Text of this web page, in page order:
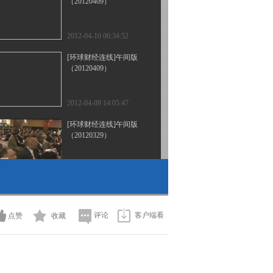
2012-04-10 00:34:52
[环球财经连线]午间版
（20120409）
2012-04-09 14:05:47
[环球财经连线]午间版
（20120329）
2012-03-27 14:19:40
点赞 收藏 评论 客户端看